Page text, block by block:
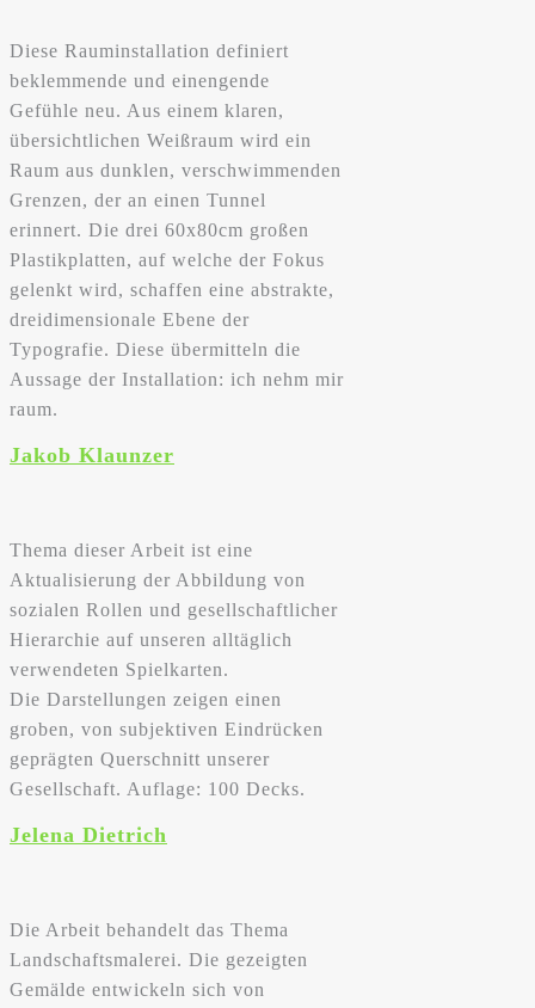
Diese Rauminstallation definiert
beklemmende und einengende
Gefühle neu. Aus einem klaren,
übersichtlichen Weißraum wird ein
Raum aus dunklen, verschwimmenden
Grenzen, der an einen Tunnel
erinnert. Die drei 60x80cm großen
Plastikplatten, auf welche der Fokus
gelenkt wird, schaffen eine abstrakte,
dreidimensionale Ebene der
Typografie. Diese übermitteln die
Aussage der Installation: ich nehm mir
raum.
Jakob Klaunzer
Thema dieser Arbeit ist eine
Aktualisierung der Abbildung von
sozialen Rollen und gesellschaftlicher
Hierarchie auf unseren alltäglich
verwendeten Spielkarten.
Die Darstellungen zeigen einen
groben, von subjektiven Eindrücken
geprägten Querschnitt unserer
Gesellschaft. Auflage: 100 Decks.
Jelena Dietrich
Die Arbeit behandelt das Thema
Landschaftsmalerei. Die gezeigten
Gemälde entwickeln sich von